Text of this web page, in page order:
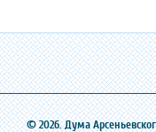
© 2026. Дума